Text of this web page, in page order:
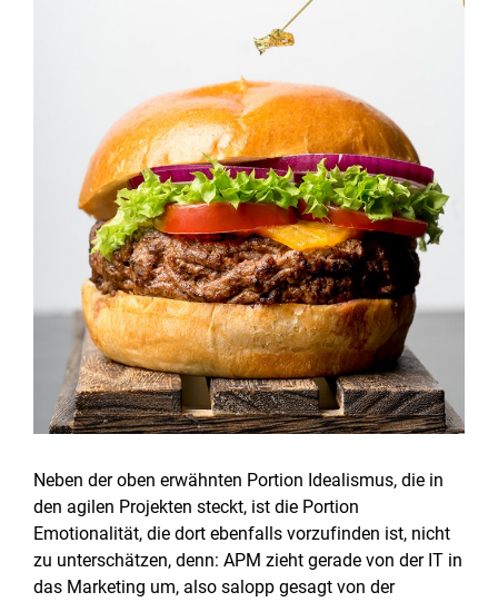
Neben der oben erwähnten Portion Idealismus, die in
den agilen Projekten steckt, ist die Portion
Emotionalität, die dort ebenfalls vorzufinden ist, nicht
zu unterschätzen, denn: APM zieht gerade von der IT in
das Marketing um, also salopp gesagt von der